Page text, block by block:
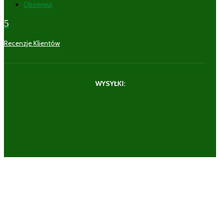
Obserwuj
5
Recenzje Klientów
WYSYŁKI: